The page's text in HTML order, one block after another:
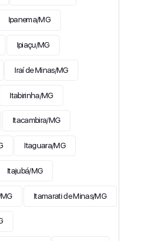
Ipanema/MG
Ipiaçu/MG
Iraí de Minas/MG
Itabirinha/MG
Itacambira/MG
Itaguara/MG
Itajubá/MG
Itamarati de Minas/MG